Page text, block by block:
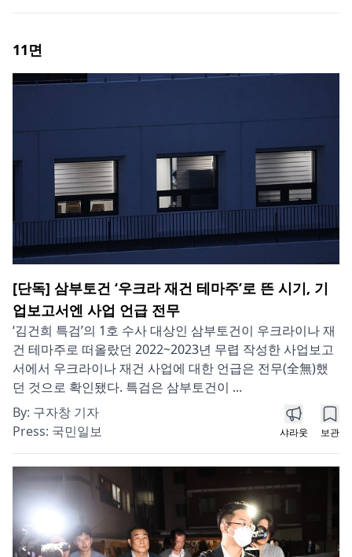
11면
[단독] 삼부토건 ‘우크라 재건 테마주’로 뜬 시기, 기
업보고서엔 사업 언급 전무
‘김건희 특검’의 1호 수사 대상인 삼부토건이 우크라이나 재
건 테마주로 떠올랐던 2022~2023년 무렵 작성한 사업보고
서에서 우크라이나 재건 사업에 대한 언급은 전무(全無)했
던 것으로 확인됐다. 특검은 삼부토건이 ...
By: 구자창 기자
Press: 국민일보 샤라웃 보관